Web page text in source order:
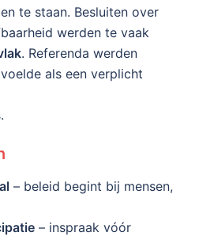
te staan. Besluiten over
werden te vaak
. Referenda werden
als een verplicht
– beleid begint bij mensen,
– inspraak vóór